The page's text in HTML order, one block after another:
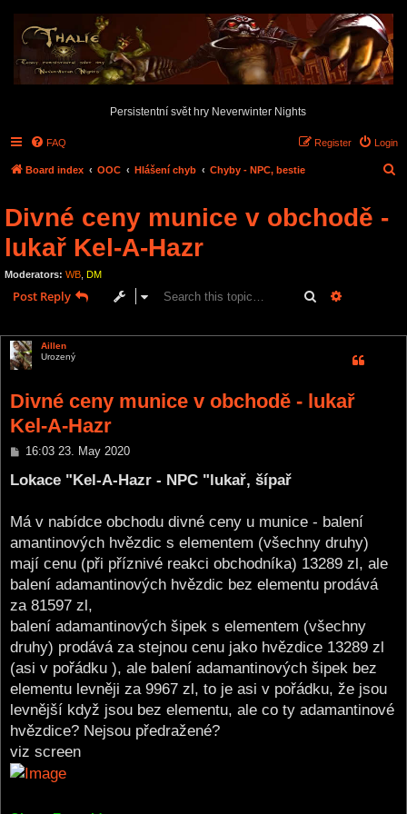
Persistentní svět hry Neverwinter Nights
FAQ Login
Register
Board index OOC Hlášení chyb Chyby - NPC, bestie
Divné ceny munice v obchodě -
lukař Kel-A-Hazr
Moderators: WB DM
Post Reply Search
Aillen
Urozený
Divné ceny munice v obchodě - lukař
Kel-A-Hazr
P
s
16:03 23. May 2020
Lokace "Kel-A-Hazr - NPC "lukař, šípař
Má v nabídce obchodu divné ceny u munice - balení
amantinových hvězdic s elementem (všechny druhy)
mají cenu (při příznivé reakci obchodníka) 13289 zl, ale
balení adamantinových hvězdic bez elementu prodává
za 81597 zl,
balení adamantinových šipek s elementem (všechny
druhy) prodává za stejnou cenu jako hvězdice 13289 zl
(asi v pořádku ), ale balení adamantinových šipek bez
elementu levněji za 9967 zl, to je asi v pořádku, že jsou
levnější když jsou bez elementu, ale co ty adamantinové
hvězdice? Nejsou předražené?
viz screen